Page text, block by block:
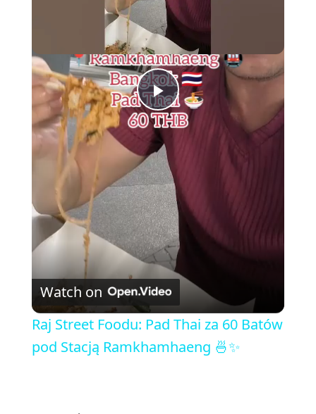
P
l
a
y
V
i
Watch on
Raj Street Foodu: Pad Thai za 60 Batów
pod Stacją Ramkhamhaeng 🍜✨